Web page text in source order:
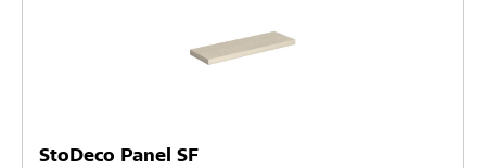
StoDeco Panel SF